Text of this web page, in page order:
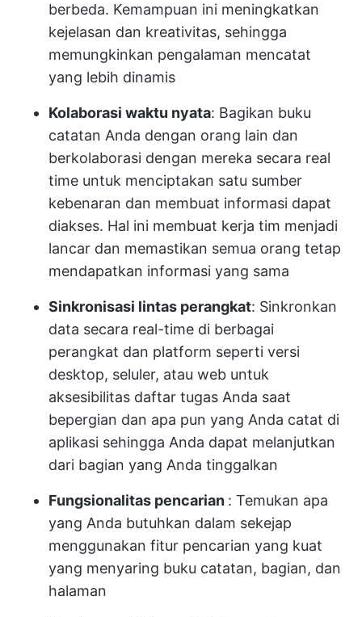
berbeda. Kemampuan ini meningkatkan
kejelasan dan kreativitas, sehingga
memungkinkan pengalaman mencatat
yang lebih dinamis
Kolaborasi waktu nyata: Bagikan buku
catatan Anda dengan orang lain dan
berkolaborasi dengan mereka secara real
time untuk menciptakan satu sumber
kebenaran dan membuat informasi dapat
diakses. Hal ini membuat kerja tim menjadi
lancar dan memastikan semua orang tetap
mendapatkan informasi yang sama
Sinkronisasi lintas perangkat: Sinkronkan
data secara real-time di berbagai
perangkat dan platform seperti versi
desktop, seluler, atau web untuk
aksesibilitas daftar tugas Anda saat
bepergian dan apa pun yang Anda catat di
aplikasi sehingga Anda dapat melanjutkan
dari bagian yang Anda tinggalkan
Fungsionalitas pencarian : Temukan apa
yang Anda butuhkan dalam sekejap
menggunakan fitur pencarian yang kuat
yang menyaring buku catatan, bagian, dan
halaman